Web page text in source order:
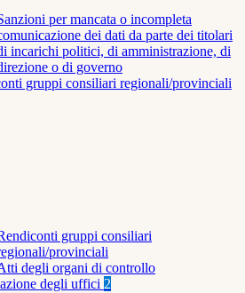
per mancata o incompleta
dei dati da parte dei titolari
incarichi politici, di amministrazione, di
o di governo
gruppi consiliari regionali/provinciali
gruppi consiliari
provinciali
degli organi di controllo
degli uffici 2